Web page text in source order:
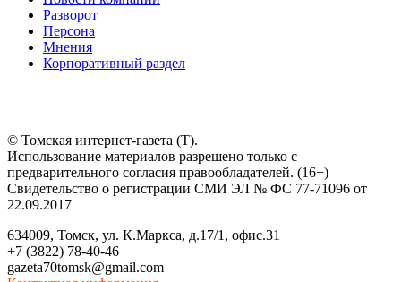
Разворот
Персона
Мнения
Корпоративный раздел
© Томская интернет-газета (Т).
Использование материалов разрешено только с
предварительного согласия правообладателей. (16+)
Свидетельство о регистрации СМИ ЭЛ № ФС 77-71096 от
22.09.2017
634009, Томск, ул. К.Маркса, д.17/1, офис.31
+7 (3822) 78-40-46
gazeta70tomsk@gmail.com